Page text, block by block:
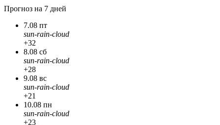
Прогноз на 7 дней
7.08 пт
sun-rain-cloud
+32
8.08 сб
sun-rain-cloud
+28
9.08 вс
sun-rain-cloud
+21
10.08 пн
sun-rain-cloud
+23